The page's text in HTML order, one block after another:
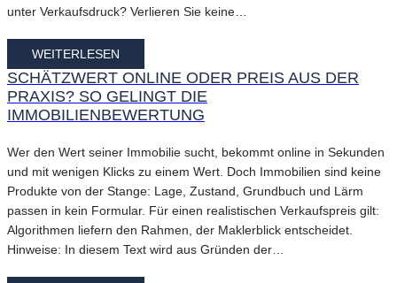
unter Verkaufsdruck? Verlieren Sie keine…
WEITERLESEN
SCHÄTZWERT ONLINE ODER PREIS AUS DER
PRAXIS? SO GELINGT DIE
IMMOBILIENBEWERTUNG
Wer den Wert seiner Immobilie sucht, bekommt online in Sekunden
und mit wenigen Klicks zu einem Wert. Doch Immobilien sind keine
Produkte von der Stange: Lage, Zustand, Grundbuch und Lärm
passen in kein Formular. Für einen realistischen Verkaufspreis gilt:
Algorithmen liefern den Rahmen, der Maklerblick entscheidet.
Hinweise: In diesem Text wird aus Gründen der…